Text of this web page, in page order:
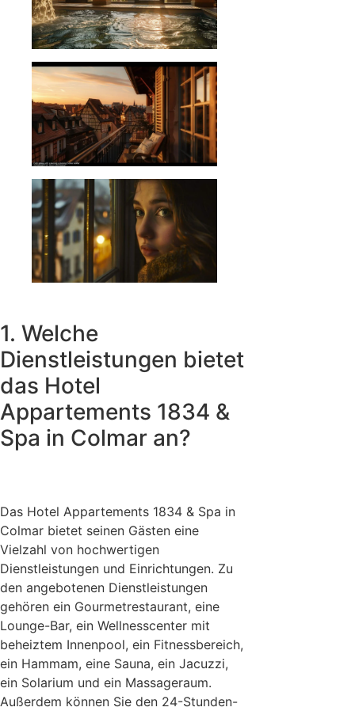
1. Welche
Dienstleistungen bietet
das Hotel
Appartements 1834 &
Spa in Colmar an?
Das Hotel Appartements 1834 & Spa in
Colmar bietet seinen Gästen eine
Vielzahl von hochwertigen
Dienstleistungen und Einrichtungen. Zu
den angebotenen Dienstleistungen
gehören ein Gourmetrestaurant, eine
Lounge-Bar, ein Wellnesscenter mit
beheiztem Innenpool, ein Fitnessbereich,
ein Hammam, eine Sauna, ein Jacuzzi,
ein Solarium und ein Massageraum.
Außerdem können Sie den 24-Stunden-